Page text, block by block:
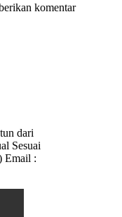
komentar
dari
Sesuai
Email :